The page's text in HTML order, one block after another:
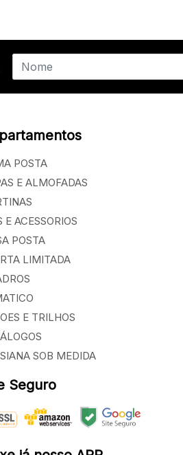
POSTA
E ALMOFADAS
E ACESSORIOS
POSTA
LIMITADA
E TRILHOS
SOB MEDIDA
Seguro